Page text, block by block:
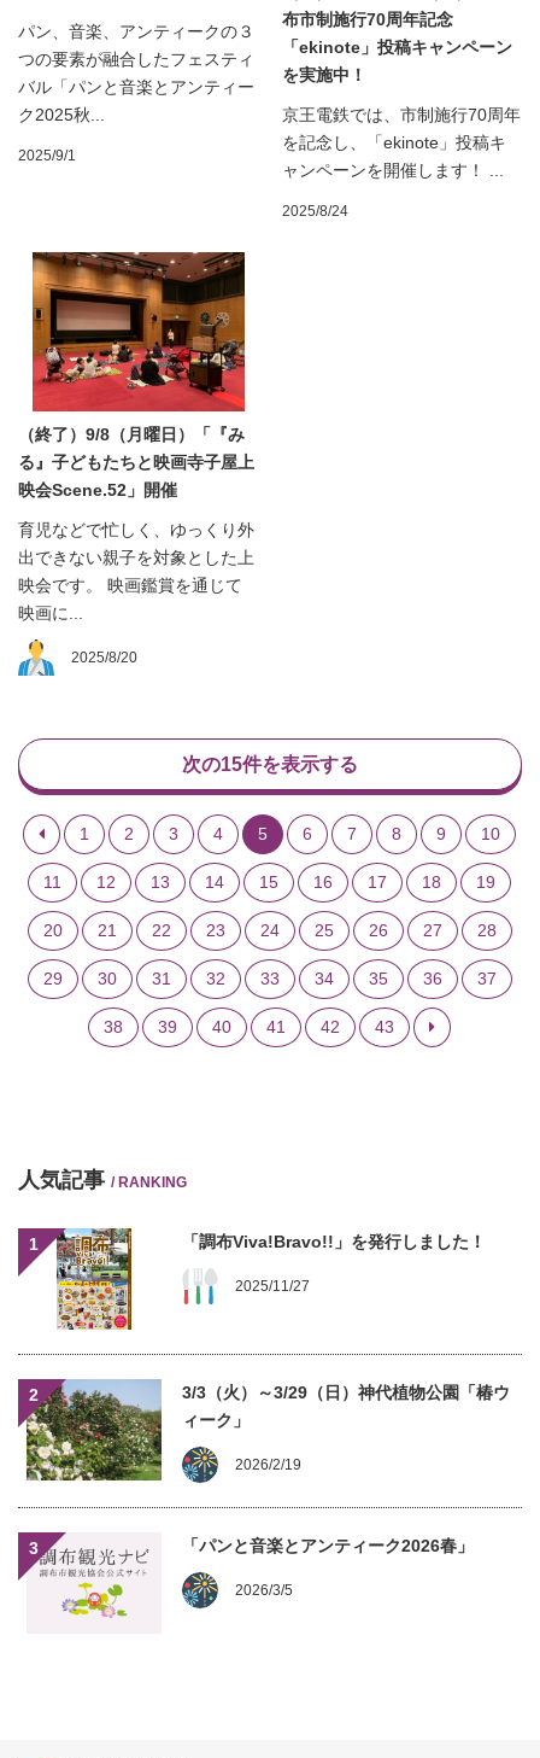
パン、音楽、アンティークの３
つの要素が融合したフェスティ
バル「パンと音楽とアンティー
ク2025秋...
2025/9/1
布市制施行70周年記念
「ekinote」投稿キャンペーン
を実施中！
京王電鉄では、市制施行70周年
を記念し、「ekinote」投稿キ
ャンペーンを開催します！ ...
2025/8/24
（終了）9/8（月曜日）「『み
る』子どもたちと映画寺子屋上
映会Scene.52」開催
育児などで忙しく、ゆっくり外
出できない親子を対象とした上
映会です。 映画鑑賞を通じて
映画に...
2025/8/20
次の15件を表示する
1 2 3 4 5 6 7 8 9 10
11 12 13 14 15 16 17 18 19
20 21 22 23 24 25 26 27 28
29 30 31 32 33 34 35 36 37
38 39 40 41 42 43
人気記事 / RANKING
1 「調布Viva!Bravo!!」を発行しました！
2025/11/27
2
3/3（火）～3/29（日）神代植物公園「椿ウ
ィーク」
2026/2/19
3 「パンと音楽とアンティーク2026春」
2026/3/5